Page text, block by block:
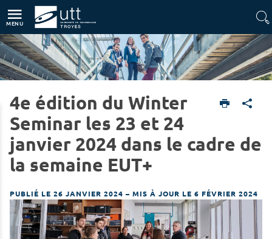
MENU
Home UTT
4e édition du Winter
Seminar les 23 et 24
janvier 2024 dans le cadre de
la semaine EUT+
PUBLIÉ LE 26 JANVIER 2024 – MIS À JOUR LE 6 FÉVRIER 2024